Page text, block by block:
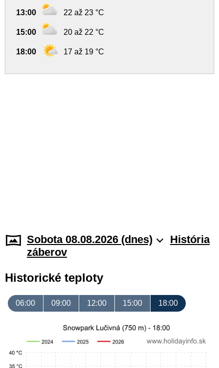
13:00 22 až 23 °C
15:00 20 až 22 °C
18:00 17 až 19 °C
Sobota 08.08.2026 (dnes)
História
záberov
Historické teploty
06:00 09:00 12:00 15:00 18:00